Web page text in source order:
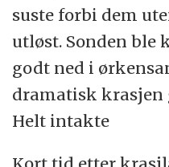
suste forbi dem
utløst. Sonden ble
godt ned i
dramatisk krasjen
Helt intakte